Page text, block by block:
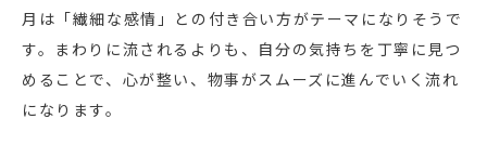
月は「繊細な感情」との付き合い方がテーマになりそうで
す。まわりに流されるよりも、自分の気持ちを丁寧に見つ
めることで、心が整い、物事がスムーズに進んでいく流れ
になります。